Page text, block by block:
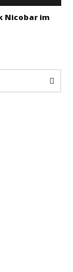
Nicobar im